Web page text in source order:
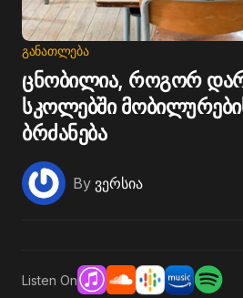
ᲒᲐᲜᲐᲗᲚᲔᲑᲐ
ცნობილია, როგორ
სკოლებში
ბრძანება
By ვერსია
Listen On